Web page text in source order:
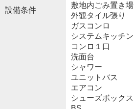
設備条件
敷地内ごみ置き場
外観タイル張り
ガスコンロ
システムキッチン
コンロ１口
洗面台
シャワー
ユニットバス
エアコン
シューズボックス